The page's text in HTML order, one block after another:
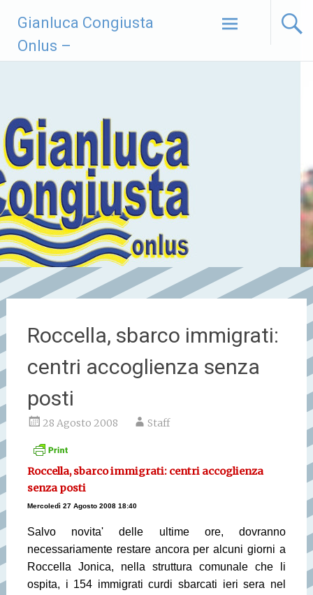
contenuto
Gianluca Congiusta
Onlus –
Roccella, sbarco immigrati:
centri accoglienza senza
posti
28 Agosto 2008 Staff
Roccella, sbarco immigrati: centri accoglienza
senza posti
Mercoledì 27 Agosto 2008 18:40
Salvo novita' delle ultime ore, dovranno
necessariamente restare ancora per alcuni giorni a
Roccella Jonica, nella struttura comunale che li
ospita, i 154 immigrati curdi sbarcati ieri sera nel